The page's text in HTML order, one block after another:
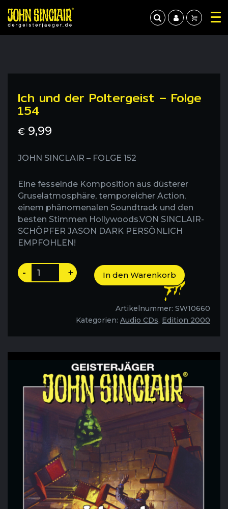
Ich und der Poltergeist – Folge
154
€ 9,99
JOHN SINCLAIR – FOLGE 152
Eine fesselnde Komposition aus düsterer
Gruselatmosphäre, temporeicher Action,
einem phänomenalen Soundtrack und den
besten Stimmen Hollywoods.VON SINCLAIR-
SCHÖPFER JASON DARK PERSÖNLICH
EMPFOHLEN!
Ich
und
154
Menge
- + In den Warenkorb
Artikelnummer: SW10660
Kategorien: Audio CDs, Edition 2000